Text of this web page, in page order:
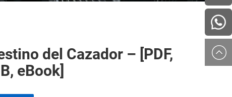
del Cazador – [PDF,
eBook]